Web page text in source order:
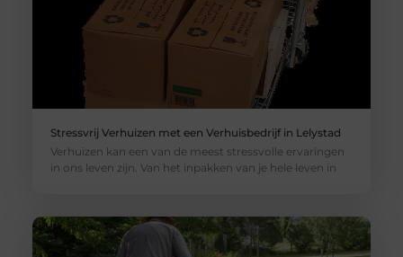
Stressvrij Verhuizen met een Verhuisbedrijf in Lelystad
Verhuizen kan een van de meest stressvolle ervaringen
in ons leven zijn. Van het inpakken van je hele leven in